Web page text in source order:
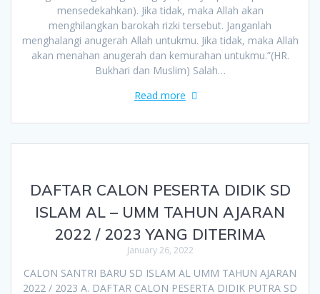
mensedekahkan). Jika tidak, maka Allah akan
menghilangkan barokah rizki tersebut. Janganlah
menghalangi anugerah Allah untukmu. Jika tidak, maka Allah
akan menahan anugerah dan kemurahan untukmu.”(HR.
Bukhari dan Muslim) Salah…
Read more
DAFTAR CALON PESERTA DIDIK SD
ISLAM AL – UMM TAHUN AJARAN
2022 / 2023 YANG DITERIMA
January 26, 2022
CALON SANTRI BARU SD ISLAM AL UMM TAHUN AJARAN
2022 / 2023 A. DAFTAR CALON PESERTA DIDIK PUTRA SD